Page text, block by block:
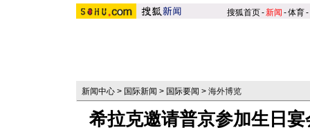
搜狐首页-新闻 -体育-
新闻中心 > 国际新闻 > 国际要闻 > 海外博览
希拉克邀请普京参加生日